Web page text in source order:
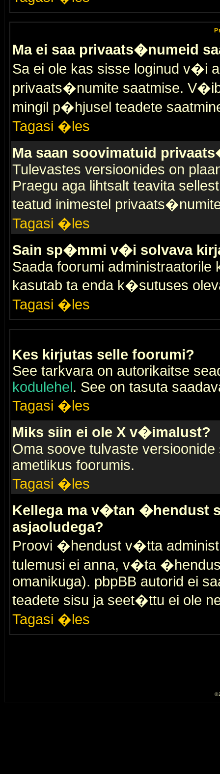
Ma ei saa privaats�numeid
Sa ei ole kas sisse loginud v�i
privaats�numite saatmise.
mingil p�hjusel teadete
Tagasi �les
Ma saan soovimatuid
Tulevastes versioonides on
Praegu aga lihtsalt teavita
teatud inimestel
Tagasi �les
Sain sp�mmi v�i solvava
Saada foorumi
kasutab ta enda k�sutuses
Tagasi �les
Kes kirjutas selle foorumi?
See tarkvara on autorikaitse
kodulehel. See on tasuta
Tagasi �les
Miks siin ei ole X v�imalust?
Oma soove tulvaste
ametlikus foorumis.
Tagasi �les
Kellega ma v�tan �hendust
asjaoludega?
Proovi �hendust v�tta
tulemusi ei anna, v�ta
omanikuga). pbpBB autorid ei
teadete sisu ja seet�ttu ei ole
Tagasi �les
©